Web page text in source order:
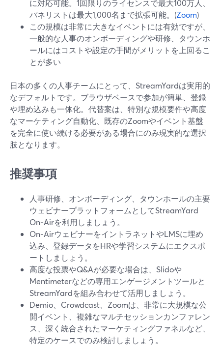
に対応可能。1回限りのライセンスで最大100万人、
パネリストは最大1,000名まで拡張可能。(Zoom)
この規模は非常に大きなイベントには有効ですが、
一般的な人事のオンボーディングや研修、タウンホ
ールにはコストや設定の手間がメリットを上回るこ
とが多い
日本の多くの人事チームにとって、StreamYardは実用的
なデフォルトです。ブラウザベースで参加が簡単、登録
や埋め込みも一体化。代替案は、特別な規模要件や高度
なマーケティング自動化、既存のZoomやイベント基盤
を完全に使い続ける必要がある場合にのみ現実的な選択
肢となります。
推奨事項
人事研修、オンボーディング、タウンホールの主要
ウェビナープラットフォームとしてStreamYard
On‑Airを利用しましょう。
On‑AirウェビナーをイントラネットやLMSに埋め
込み、登録データをHRや学習システムにエクスポ
ートしましょう。
高度な投票やQ&Aが必要な場合は、Slidoや
Mentimeterなどの専用エンゲージメントツールと
StreamYardを組み合わせて活用しましょう。
Demio、Crowdcast、Zoomは、非常に大規模な公
開イベント、複雑なマルチセッションカンファレン
ス、深く統合されたマーケティングファネルなど、
特定のケースでのみ検討しましょう。